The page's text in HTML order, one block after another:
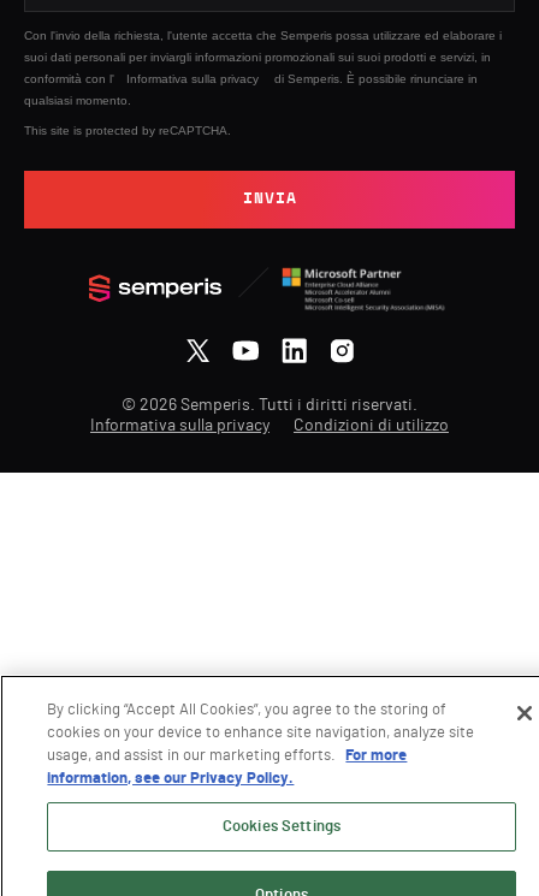
Con l'invio della richiesta, l'utente accetta che Semperis possa utilizzare ed elaborare i
suoi dati personali per inviargli informazioni promozionali sui suoi prodotti e servizi, in
conformità con l'
Informativa sulla privacy
di Semperis. È possibile rinunciare in
qualsiasi momento.
This site is protected by reCAPTCHA.
INVIA
© 2026 Semperis. Tutti i diritti riservati.
Informativa sulla privacy
Condizioni di utilizzo
By clicking “Accept All Cookies”, you agree to the storing of
cookies on your device to enhance site navigation, analyze site
usage, and assist in our marketing efforts.
For more
information, see our Privacy Policy.
Cookies Settings